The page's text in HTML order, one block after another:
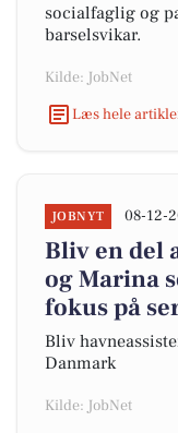
socialfaglig og
barselsvikar.
Kilde: JobNet
Læs hele
JOBNYT 08-12-
Bliv en del
og Marina
fokus på
Bliv
Danmark
Kilde: JobNet